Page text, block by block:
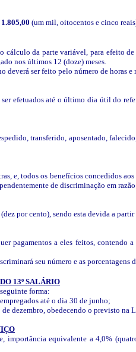
(um mil, oitocentos e cinco
da parte variável, para efeito
nos últimos 12 (doze) meses.
deverá ser feito pelo número de horas e
efetuados até o último dia útil do
transferido, aposentado,
e, todos os benefícios concedidos
de discriminação em
por cento), sendo esta devida a
pagamentos a eles feitos, contendo
seu número e as
13º SALÁRIO
forma:
até o dia 30 de junho;
dezembro, obedecendo o previsto na
importância equivalente a 4,0%